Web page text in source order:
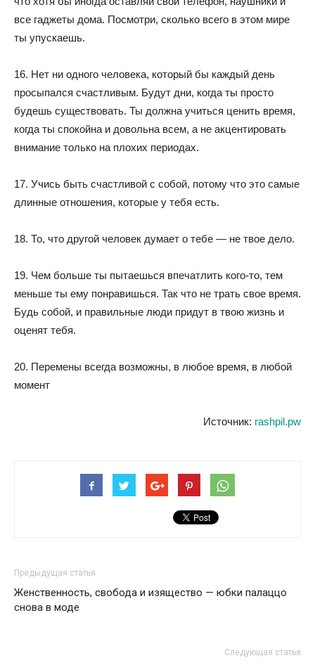
все гаджеты дома. Посмотри, сколько всего в этом мире
ты упускаешь.
16. Нет ни одного человека, который бы каждый день
просыпался счастливым. Будут дни, когда ты просто
будешь существовать. Ты должна учиться ценить время,
когда ты спокойна и довольна всем, а не акцентировать
внимание только на плохих периодах.
17. Учись быть счастливой с собой, потому что это самые
длинные отношения, которые у тебя есть.
18. То, что другой человек думает о тебе — не твое дело.
19. Чем больше ты пытаешься впечатлить кого-то, тем
меньше ты ему понравишься. Так что не трать свое время.
Будь собой, и правильные люди придут в твою жизнь и
оценят тебя.
20. Перемены всегда возможны, в любое время, в любой
момент
Источник: rashpil.pw
Предыдущая статья
Женственность, свобода и изящество — юбки палаццо
снова в моде
Следующая статья